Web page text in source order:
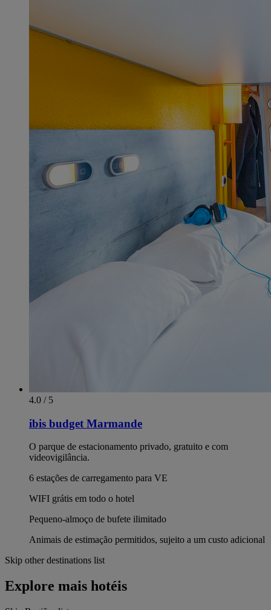
4.0 / 5
ibis budget Marmande
O parque de estacionamento privado, gratuito e com
videovigilância.
6 estações de carregamento para VE
WIFI grátis em todo o hotel
Pequeno-almoço de bufete ilimitado
Animais de estimação permitidos, sujeito a um custo adicional
Skip other destinations list
Explore mais hotéis